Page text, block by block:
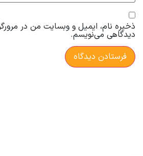
ذخیره نام، ایمیل و وبسایت من در
دیدگاهی می‌نویسم.